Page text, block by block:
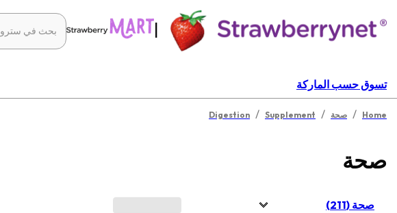
|
تسوق حسب الماركة
Home
/ صحة /
Supplement
/
Digestion
صحة
صحة (211)